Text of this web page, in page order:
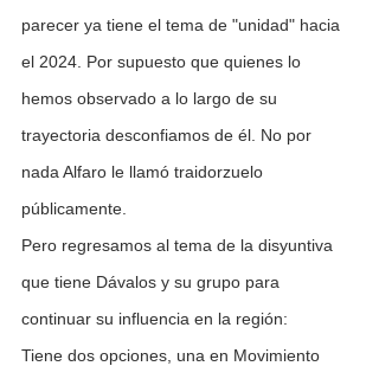
parecer ya tiene el tema de "unidad" hacia
el 2024. Por supuesto que quienes lo
hemos observado a lo largo de su
trayectoria desconfiamos de él. No por
nada Alfaro le llamó traidorzuelo
públicamente.
Pero regresamos al tema de la disyuntiva
que tiene Dávalos y su grupo para
continuar su influencia en la región:
Tiene dos opciones, una en Movimiento